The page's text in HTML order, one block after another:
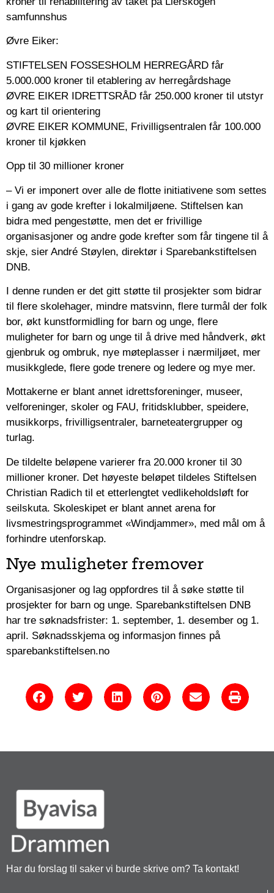
samfunnshus
Øvre Eiker:
STIFTELSEN FOSSESHOLM HERREGÅRD får
5.000.000 kroner til etablering av herregårdshage
ØVRE EIKER IDRETTSRÅD får 250.000 kroner til utstyr
og kart til orientering
ØVRE EIKER KOMMUNE, Frivilligsentralen får 100.000
kroner til kjøkken
Opp til 30 millioner kroner
– Vi er imponert over alle de flotte initiativene som settes
i gang av gode krefter i lokalmiljøene. Stiftelsen kan
bidra med pengestøtte, men det er frivillige
organisasjoner og andre gode krefter som får tingene til å
skje, sier André Støylen, direktør i Sparebankstiftelsen
DNB.
I denne runden er det gitt støtte til prosjekter som bidrar
til flere skolehager, mindre matsvinn, flere turmål der folk
bor, økt kunstformidling for barn og unge, flere
muligheter for barn og unge til å drive med håndverk, økt
gjenbruk og ombruk, nye møteplasser i nærmiljøet, mer
musikkglede, flere gode trenere og ledere og mye mer.
Mottakerne er blant annet idrettsforeninger, museer,
velforeninger, skoler og FAU, fritidsklubber, speidere,
musikkorps, frivilligsentraler, barneteatergrupper og
turlag.
De tildelte beløpene varierer fra 20.000 kroner til 30
millioner kroner. Det høyeste beløpet tildeles Stiftelsen
Christian Radich til et etterlengtet vedlikeholdsløft for
seilskuta. Skoleskipet er blant annet arena for
livsmestringsprogrammet «Windjammer», med mål om å
forhindre utenforskap.
Nye muligheter fremover
Organisasjoner og lag oppfordres til å søke støtte til
prosjekter for barn og unge. Sparebankstiftelsen DNB
har tre søknadsfrister: 1. september, 1. desember og 1.
april. Søknadsskjema og informasjon finnes på
sparebankstiftelsen.no
Har du forslag til saker vi burde skrive om? Ta kontakt!